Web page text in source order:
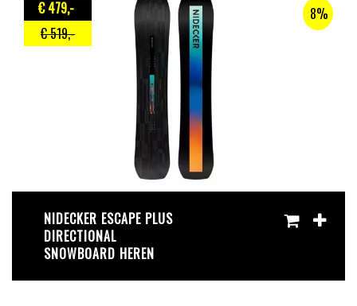
€ 479,-
€ 519,-
8%
NIDECKER ESCAPE PLUS
DIRECTIONAL
SNOWBOARD HEREN